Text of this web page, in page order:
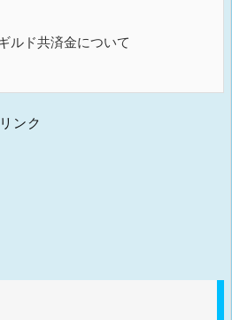
ルド共済金について
ンク